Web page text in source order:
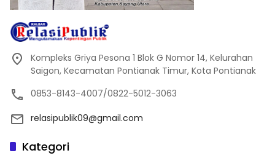
Kompleks Griya Pesona 1 Blok G Nomor 14, Kelurahan
Saigon, Kecamatan Pontianak Timur, Kota Pontianak
0853-8143-4007/0822-5012-3063
relasipublik09@gmail.com
Kategori